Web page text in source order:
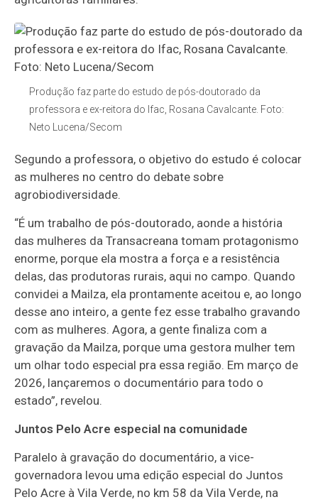
Produção faz parte do estudo de pós-doutorado da
professora e ex-reitora do Ifac, Rosana Cavalcante. Foto:
Neto Lucena/Secom
Segundo a professora, o objetivo do estudo é colocar
as mulheres no centro do debate sobre
agrobiodiversidade.
“É um trabalho de pós-doutorado, aonde a história
das mulheres da Transacreana tomam protagonismo
enorme, porque ela mostra a força e a resistência
delas, das produtoras rurais, aqui no campo. Quando
convidei a Mailza, ela prontamente aceitou e, ao longo
desse ano inteiro, a gente fez esse trabalho gravando
com as mulheres. Agora, a gente finaliza com a
gravação da Mailza, porque uma gestora mulher tem
um olhar todo especial pra essa região. Em março de
2026, lançaremos o documentário para todo o
estado”, revelou.
Juntos Pelo Acre especial na comunidade
Paralelo à gravação do documentário, a vice-
governadora levou uma edição especial do Juntos
Pelo Acre à Vila Verde, no km 58 da Vila Verde, na